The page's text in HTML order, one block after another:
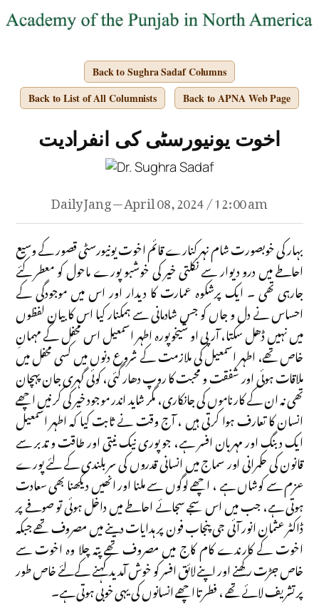
Back to Sughra Sadaf Columns
Back to List of All Columnists
Back to APNA Web Page
اخوت یونیورسٹی کی انفرادیت
Daily Jang — April 08, 2024 / 12:00 am
بہار کی خوبصورت شام نہر کنارے قائم اخوت یونیورسٹی قصور کے وسیع
احاطے میں درو دیوار سے نکلتی خیر کی خوشبو پورے ماحول کو معطر کئے
جارہی تھی ۔ ایک پرشکوہ عمارت کا دیدار اور اس میں موجودگی کے
احساس نے دل و جاں کو جس شادمانی سے ہمکنار کیا اس کا بیان لفظوں
میں نہیں ڈھل سکتا، آر پی او شیخوپورہ اطہر اسمعیل اس محفل کے مہمانِ
خاص تھے، اطہر اسمعیل کی ملازمت کے شروع دنوں میں کسی محفل میں
ملاقات ہوئی اور شفقت و محبت کا روپ دھار گئی، کوئی گہری جان پہچان
تھی نہ ان کے کارناموں کی جانکاری، مگر شاید اندر موجود خیر کی کرنیں اچھے
انسان کا تعارف ہوا کرتی ہیں ، آج وقت نے ثابت کیا کہ اطہر اسمعیل
ایک دبنگ اور مہربان افسر ہے، جو پوری نیک نیتی اور طاقت و تدبر سے
قانون کی حکمرانی اور سماج میں انسانی قدروں کی سربلندی کے لئے پورے
عزم سے کوشاں ہے ، اچھے لوگوں سے ملنا اور انھیں دیکھنا بھی سعادت
ہوتی ہے، جب میں اس سجے سجائے احاطے میں داخل ہوئی تو صوفے پر
ڈاکٹر عثمان انور آئی جی پنجاب فون پر ہدایات دینے میں مصروف تھے جبکہ
اخوت کے کارندے کام کاج میں مصروف تھے پتہ چلا وہ اخوت سے
خاص جڑت رکھنے اور اپنے لائق افسر کو خوش آمدید کہنے کے لئے خاص طور
پر تشریف لائے تھے ، فطرتا اچھے انسانوں کی یہی خوبی ہوتی ہے۔